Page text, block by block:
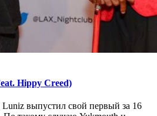
Hippy Creed)
выпустил свой первый за 16